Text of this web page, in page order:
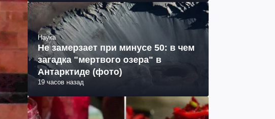
Наука
Не замерзает при минусе 50: в чем
загадка "мертвого озера" в
Антарктиде (фото)
19 часов назад